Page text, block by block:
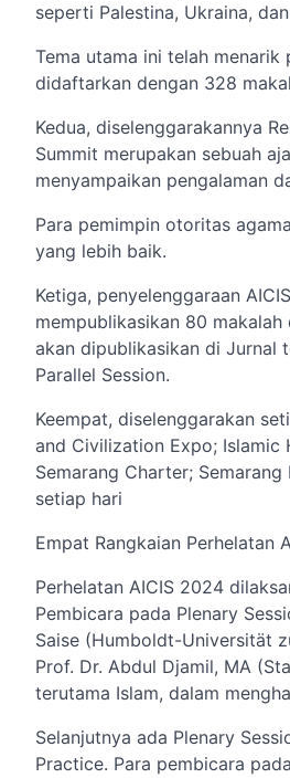
seperti Palestina, Ukraina,
Tema utama ini telah menarik
didaftarkan dengan 328
Kedua, diselenggarakannya
Summit merupakan sebuah
menyampaikan pengalaman
Para pemimpin otoritas
yang lebih baik.
Ketiga, penyelenggaraan
mempublikasikan 80
akan dipublikasikan di Jurnal
Parallel Session.
Keempat, diselenggarakan
and Civilization Expo; Islamic
Semarang Charter;
setiap hari
Empat Rangkaian Perhelatan
Perhelatan AICIS 2024
Pembicara pada Plenary
Saise (Humboldt-Universität
Prof. Dr. Abdul Djamil, MA
terutama Islam, dalam
Selanjutnya ada Plenary
Practice. Para pembicara